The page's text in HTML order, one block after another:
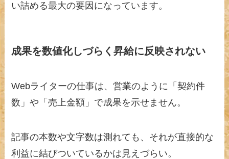
い詰める最大の要因になっています。
成果を数値化しづらく昇給に反映されない
Webライターの仕事は、営業のように「契約件
数」や「売上金額」で成果を示せません。
記事の本数や文字数は測れても、それが直接的な
利益に結びついているかは見えづらい。